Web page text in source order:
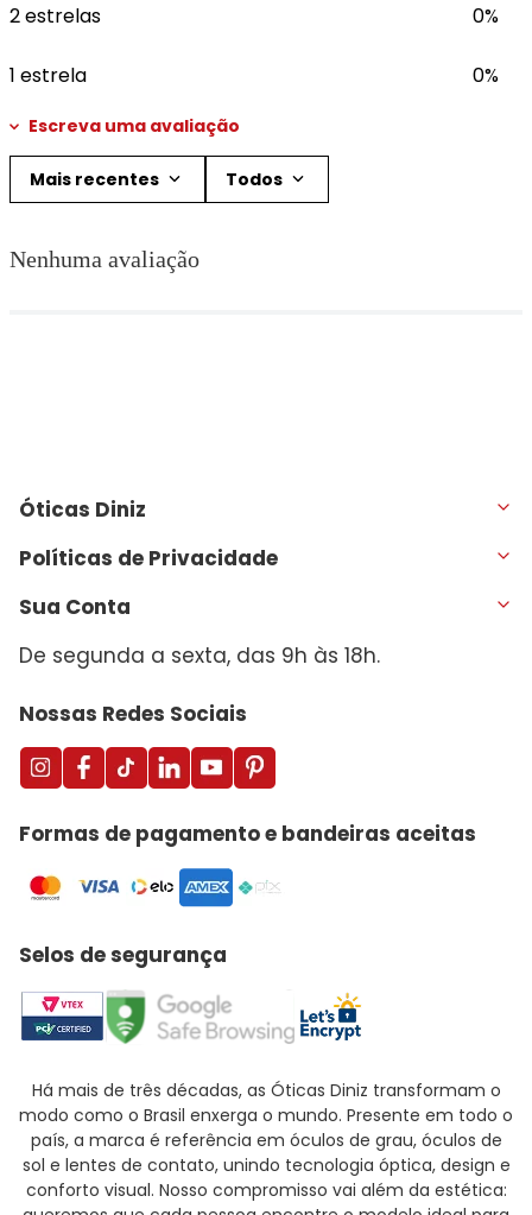
2 estrelas 0%
1 estrela 0%
Escreva uma avaliação
Título
Mais recentes Todos
Nenhuma avaliação
Óticas Diniz
Políticas de Privacidade
Sua Conta
De segunda a sexta, das 9h às 18h.
Nossas Redes Sociais
Formas de pagamento e bandeiras aceitas
Selos de segurança
Há mais de três décadas, as Óticas Diniz transformam o
modo como o Brasil enxerga o mundo. Presente em todo o
país, a marca é referência em óculos de grau, óculos de
sol e lentes de contato, unindo tecnologia óptica, design e
conforto visual. Nosso compromisso vai além da estética: